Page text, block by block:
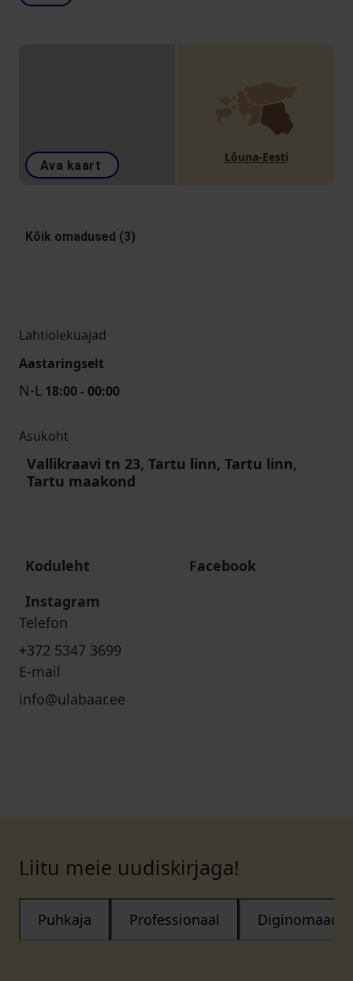
Ava kaart
Lõuna-Eesti
Kõik omadused (3)
Lahtiolekuajad
Aastaringselt
N-L 18:00 - 00:00
Asukoht
Vallikraavi tn 23, Tartu linn, Tartu linn,
Tartu maakond
Koduleht
Facebook
Instagram
Telefon
+372 5347 3699
E-mail
info@ulabaar.ee
Liitu meie uudiskirjaga!
Puhkaja Professionaal Diginomaad